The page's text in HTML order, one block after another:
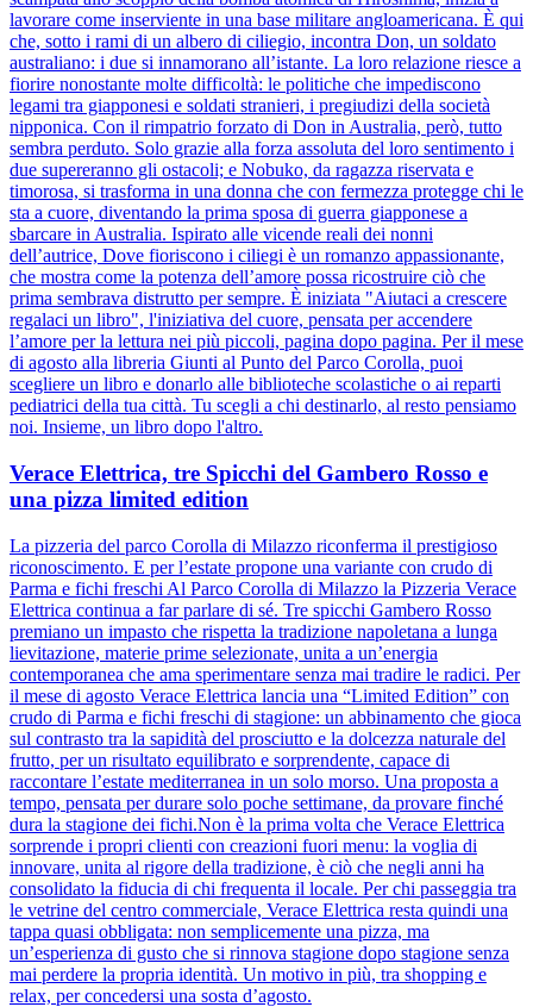
lavorare come inserviente in una base militare angloamericana. È qui
che, sotto i rami di un albero di ciliegio, incontra Don, un soldato
australiano: i due si innamorano all’istante. La loro relazione riesce a
fiorire nonostante molte difficoltà: le politiche che impediscono
legami tra giapponesi e soldati stranieri, i pregiudizi della società
nipponica. Con il rimpatrio forzato di Don in Australia, però, tutto
sembra perduto. Solo grazie alla forza assoluta del loro sentimento i
due supereranno gli ostacoli; e Nobuko, da ragazza riservata e
timorosa, si trasforma in una donna che con fermezza protegge chi le
sta a cuore, diventando la prima sposa di guerra giapponese a
sbarcare in Australia. Ispirato alle vicende reali dei nonni
dell’autrice, Dove fioriscono i ciliegi è un romanzo appassionante,
che mostra come la potenza dell’amore possa ricostruire ciò che
prima sembrava distrutto per sempre. È iniziata "Aiutaci a crescere
regalaci un libro", l'iniziativa del cuore, pensata per accendere
l’amore per la lettura nei più piccoli, pagina dopo pagina. Per il mese
di agosto alla libreria Giunti al Punto del Parco Corolla, puoi
scegliere un libro e donarlo alle biblioteche scolastiche o ai reparti
pediatrici della tua città. Tu scegli a chi destinarlo, al resto pensiamo
noi. Insieme, un libro dopo l'altro.
Verace Elettrica, tre Spicchi del Gambero Rosso e
una pizza limited edition
La pizzeria del parco Corolla di Milazzo riconferma il prestigioso
riconoscimento. E per l’estate propone una variante con crudo di
Parma e fichi freschi Al Parco Corolla di Milazzo la Pizzeria Verace
Elettrica continua a far parlare di sé. Tre spicchi Gambero Rosso
premiano un impasto che rispetta la tradizione napoletana a lunga
lievitazione, materie prime selezionate, unita a un’energia
contemporanea che ama sperimentare senza mai tradire le radici. Per
il mese di agosto Verace Elettrica lancia una “Limited Edition” con
crudo di Parma e fichi freschi di stagione: un abbinamento che gioca
sul contrasto tra la sapidità del prosciutto e la dolcezza naturale del
frutto, per un risultato equilibrato e sorprendente, capace di
raccontare l’estate mediterranea in un solo morso. Una proposta a
tempo, pensata per durare solo poche settimane, da provare finché
dura la stagione dei fichi.Non è la prima volta che Verace Elettrica
sorprende i propri clienti con creazioni fuori menu: la voglia di
innovare, unita al rigore della tradizione, è ciò che negli anni ha
consolidato la fiducia di chi frequenta il locale. Per chi passeggia tra
le vetrine del centro commerciale, Verace Elettrica resta quindi una
tappa quasi obbligata: non semplicemente una pizza, ma
un’esperienza di gusto che si rinnova stagione dopo stagione senza
mai perdere la propria identità. Un motivo in più, tra shopping e
relax, per concedersi una sosta d’agosto.